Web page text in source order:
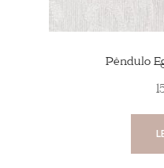
Pêndulo